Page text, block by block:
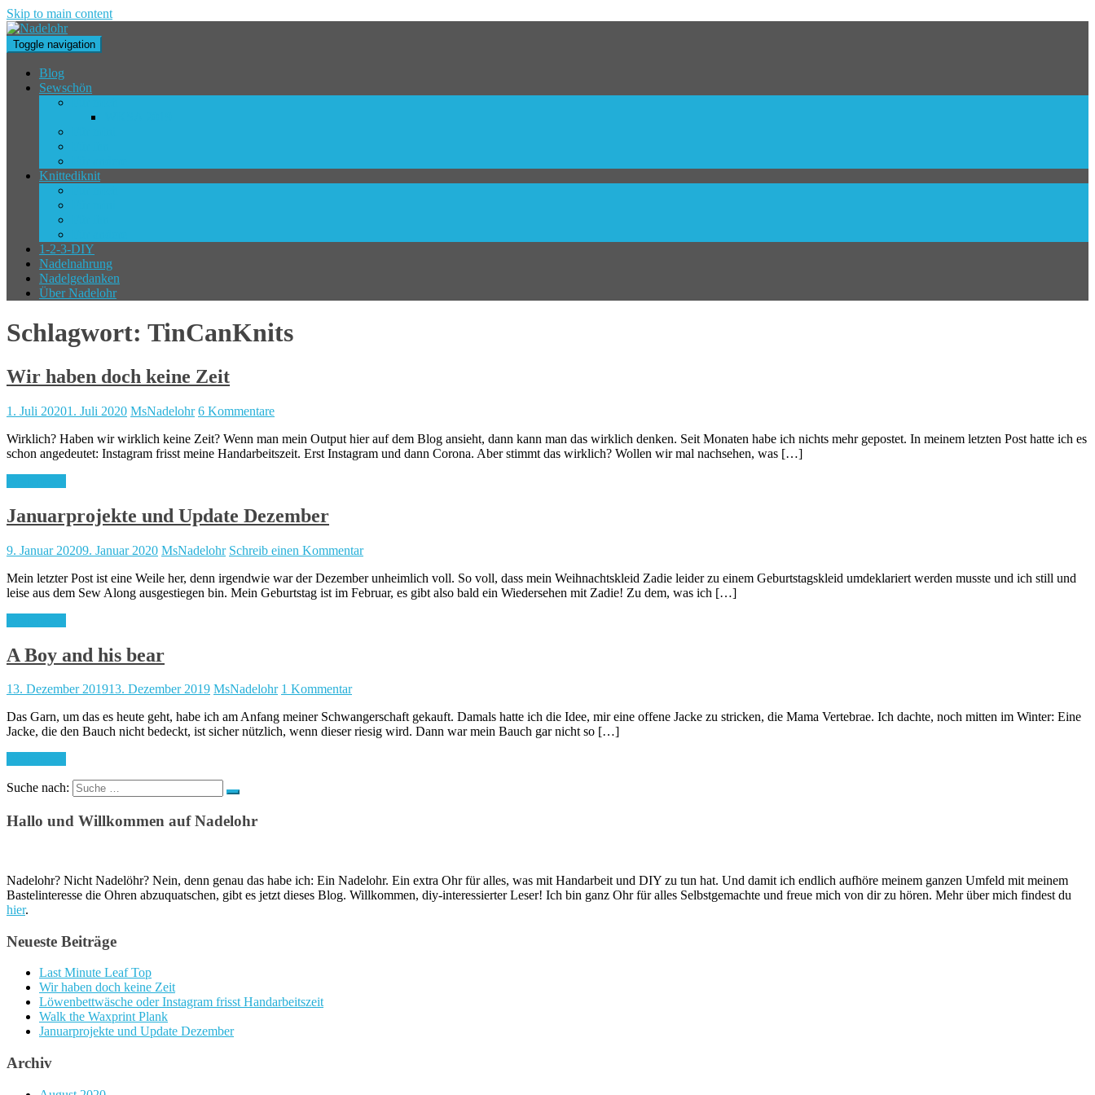
Skip to main content
Toggle navigation
Blog
Sewschön
Knittediknit
1-2-3-DIY
Nadelnahrung
Nadelgedanken
Über Nadelohr
Schlagwort: TinCanKnits
Wir haben doch keine Zeit
1. Juli 20201. Juli 2020 MsNadelohr 6 Kommentare
Wirklich? Haben wir wirklich keine Zeit? Wenn man mein Output hier auf dem Blog ansieht, dann kann man das wirklich denken. Seit Monaten habe ich nichts mehr gepostet. In meinem letzten Post hatte ich es
schon angedeutet: Instagram frisst meine Handarbeitszeit. Erst Instagram und dann Corona. Aber stimmt das wirklich? Wollen wir mal nachsehen, was […]
Januarprojekte und Update Dezember
9. Januar 20209. Januar 2020 MsNadelohr Schreib einen Kommentar
Mein letzter Post ist eine Weile her, denn irgendwie war der Dezember unheimlich voll. So voll, dass mein Weihnachtskleid Zadie leider zu einem Geburtstagskleid umdeklariert werden musste und ich still und
leise aus dem Sew Along ausgestiegen bin. Mein Geburtstag ist im Februar, es gibt also bald ein Wiedersehen mit Zadie! Zu dem, was ich […]
A Boy and his bear
13. Dezember 201913. Dezember 2019 MsNadelohr 1 Kommentar
Das Garn, um das es heute geht, habe ich am Anfang meiner Schwangerschaft gekauft. Damals hatte ich die Idee, mir eine offene Jacke zu stricken, die Mama Vertebrae. Ich dachte, noch mitten im Winter: Eine
Jacke, die den Bauch nicht bedeckt, ist sicher nützlich, wenn dieser riesig wird. Dann war mein Bauch gar nicht so […]
Suche nach:
Hallo und Willkommen auf Nadelohr
Nadelohr? Nicht Nadelöhr? Nein, denn genau das habe ich: Ein Nadelohr. Ein extra Ohr für alles, was mit Handarbeit und DIY zu tun hat. Und damit ich endlich aufhöre meinem ganzen Umfeld mit meinem
Bastelinteresse die Ohren abzuquatschen, gibt es jetzt dieses Blog. Willkommen, diy-interessierter Leser! Ich bin ganz Ohr für alles Selbstgemachte und freue mich von dir zu hören. Mehr über mich findest du
hier.
Neueste Beiträge
Last Minute Leaf Top
Wir haben doch keine Zeit
Löwenbettwäsche oder Instagram frisst Handarbeitszeit
Walk the Waxprint Plank
Januarprojekte und Update Dezember
Archiv